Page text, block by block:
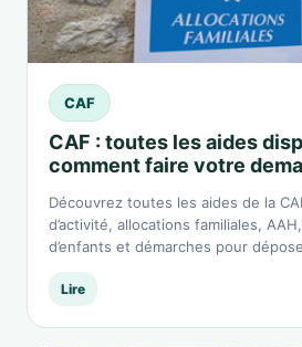
CAF
CAF : toutes les aides
comment faire votre
Découvrez toutes les aides de la
d’activité, allocations familiales,
d’enfants et démarches pour
Lire